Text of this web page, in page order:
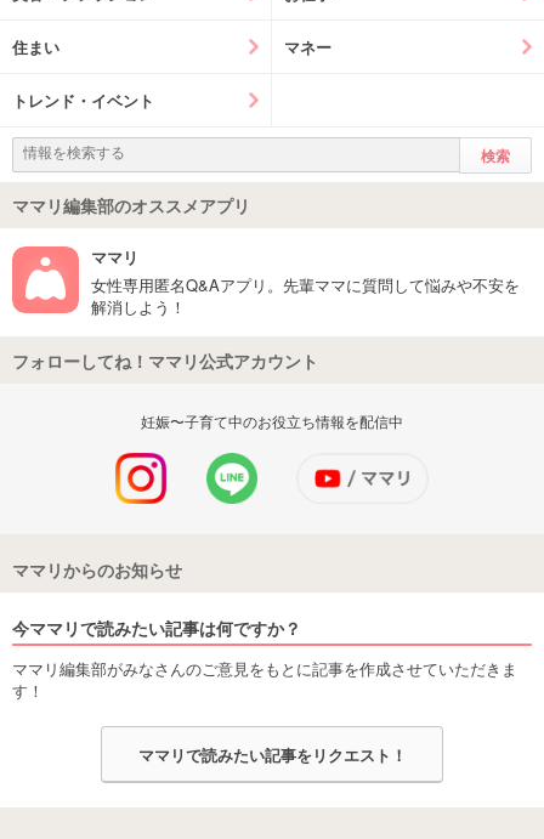
住まい マネー
トレンド・イベント
ママリ編集部のオススメアプリ
ママリ
女性専用匿名Q&Aアプリ。先輩ママに質問して悩みや不安を
解消しよう！
フォローしてね！ママリ公式アカウント
妊娠〜子育て中のお役立ち情報を配信中
ママリからのお知らせ
今ママリで読みたい記事は何ですか？
ママリ編集部がみなさんのご意見をもとに記事を作成させていただきま
す！
ママリで読みたい記事をリクエスト！